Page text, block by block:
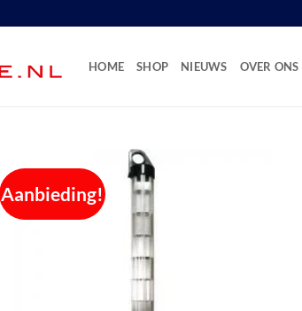
HOME SHOP NIEUWS OVER ONS
Aanbieding!